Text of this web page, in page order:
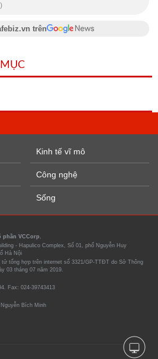
trên
Kinh tế vĩ mô
Công nghệ
Sống
phần VCCorp.
- Hapulico Complex, Số 01, phố Nguyễn Huy
Hà Nội
tổng hợp trên internet số 3321/GP-TTĐT do Sở Thông
03 tháng 07 năm 2019.
Fax: 024-39743413
Bích Minh